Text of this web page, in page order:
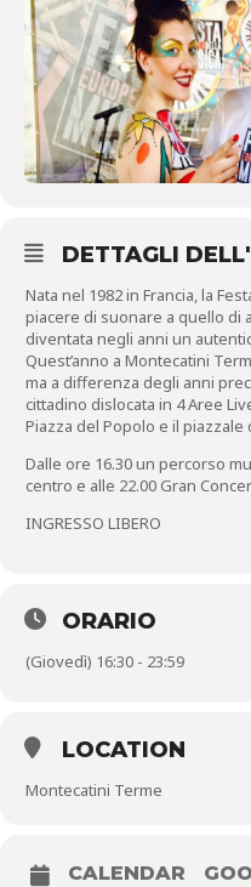
DETTAGLI
Nata nel 1982 in Francia, la
piacere di suonare a quello di
diventata negli anni un
Quest’anno a Montecatini
ma a differenza degli anni
cittadino dislocata in 4 Aree
Piazza del Popolo e il piazzale
Dalle ore 16.30 un percorso
centro e alle 22.00 Gran
INGRESSO LIBERO
ORARIO
(Giovedì) 16:30 - 23:59
LOCATION
Montecatini Terme
CALENDAR